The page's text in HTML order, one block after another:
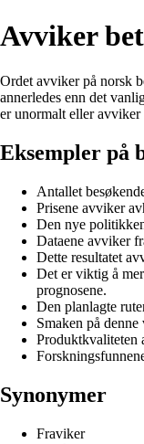
Avviker
Ordet avviker på norsk
annerledes enn det
er unormalt eller avviker
Eksempler på
Antallet
Prisene avviker
Den nye
Dataene avviker
Dette resultatet
Det er viktig å
prognosene.
Den planlagte
Smaken på
Produktkvaliteten
Synonymer
Fraviker